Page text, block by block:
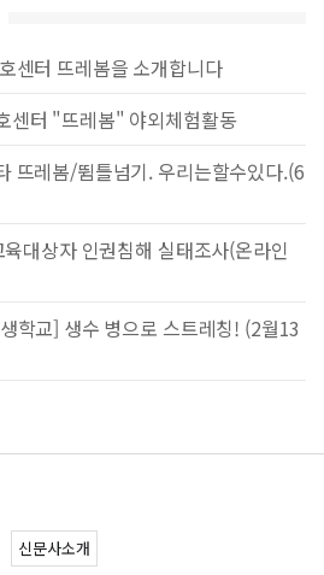
센터 뜨레봄을 소개합니다
센터 "뜨레봄" 야외체험활동
뜨레봄/뜀틀넘기. 우리는할수있다.(6
대상자 인권침해 실태조사(온라인
학교] 생수 병으로 스트레칭! (2월13
신문사소개